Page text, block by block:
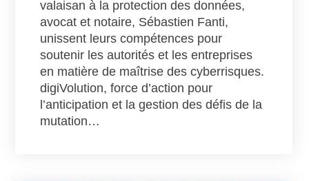
valaisan à la protection des données,
avocat et notaire, Sébastien Fanti,
unissent leurs compétences pour
soutenir les autorités et les entreprises
en matière de maîtrise des cyberrisques.
digiVolution, force d’action pour
l’anticipation et la gestion des défis de la
mutation…